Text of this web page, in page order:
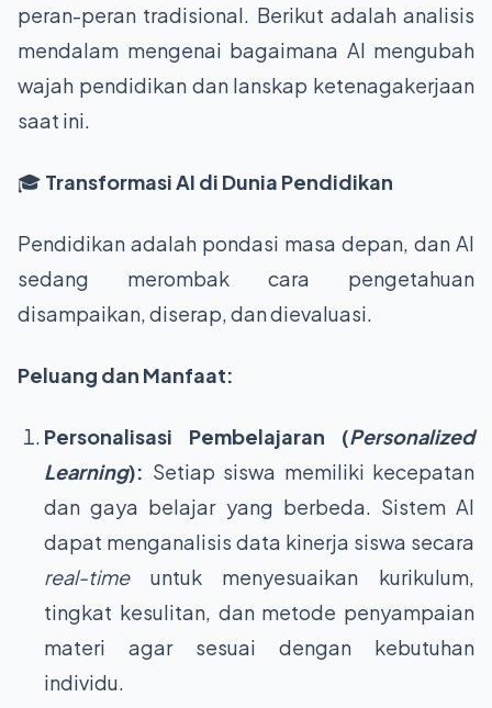
peran-peran tradisional. Berikut adalah analisis
mendalam mengenai bagaimana AI mengubah
wajah pendidikan dan lanskap ketenagakerjaan
saat ini.
🎓 Transformasi AI di Dunia Pendidikan
Pendidikan adalah pondasi masa depan, dan AI
sedang merombak cara pengetahuan
disampaikan, diserap, dan dievaluasi.
Peluang dan Manfaat:
Personalisasi Pembelajaran (Personalized
Learning): Setiap siswa memiliki kecepatan
dan gaya belajar yang berbeda. Sistem AI
dapat menganalisis data kinerja siswa secara
real-timeuntuk menyesuaikan kurikulum,
tingkat kesulitan, dan metode penyampaian
materi agar sesuai dengan kebutuhan
individu.